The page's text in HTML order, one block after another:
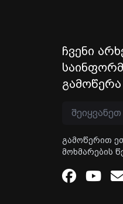
ჩვენი
გამოწერა
გამოწერით
მოხმარების